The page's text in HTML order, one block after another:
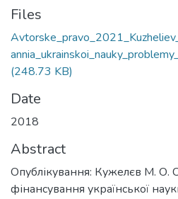
Files
(248.73 KB)
Date
2018
Abstract
Опублікування: Кужелєв М. О.
фінансування української